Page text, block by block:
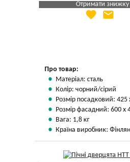
Отримати знижку
Яка Ваша ціна
favorite email
Про товар:
Матеріал: сталь
Колір: чорний/сірий
Розмір посадковий:
Розмір фасадний: 600 х
Вага: 1,8 кг
Країна виробник: